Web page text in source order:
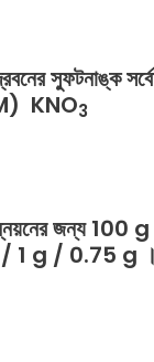
স্ফুটনাঙ্ক
KNO3
জন্য 100
/ 1 g / 0.75 g ।